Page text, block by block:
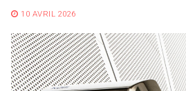
10 AVRIL 2026